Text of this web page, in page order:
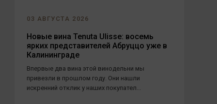
03 АВГУСТА 2026
Новые вина Tenuta Ulisse: восемь
ярких представителей Абруццо уже в
Калининграде
Впервые два вина этой винодельни мы
привезли в прошлом году. Они нашли
искренний отклик у наших покупател...